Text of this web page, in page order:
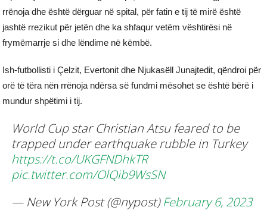
rrënoja dhe është dërguar në spital, për fatin e tij të mirë është
jashtë rrezikut për jetën dhe ka shfaqur vetëm vështirësi në
frymëmarrje si dhe lëndime në këmbë.
Ish-futbollisti i Çelzit, Evertonit dhe Njukasëll Junajtedit, qëndroi për
orë të tëra nën rrënoja ndërsa së fundmi mësohet se është bërë i
mundur shpëtimi i tij.
World Cup star Christian Atsu feared to be
trapped under earthquake rubble in Turkey
https://t.co/UKGFNDhkTR
pic.twitter.com/OlQib9WsSN
— New York Post (@nypost)February 6, 2023